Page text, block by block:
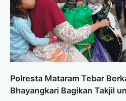
Polresta Mataram Tebar
Bhayangkari Bagikan Takjil